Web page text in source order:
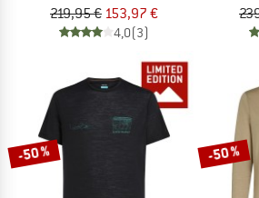
219,95 € 153,97 €
4,0(3)
-50 % -50 %